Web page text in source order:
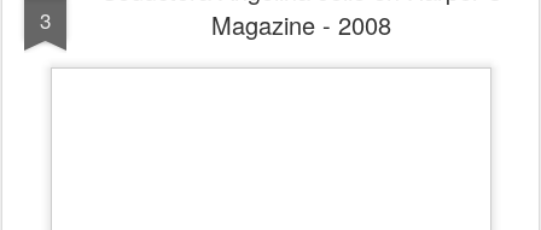
3
Magazine - 2008